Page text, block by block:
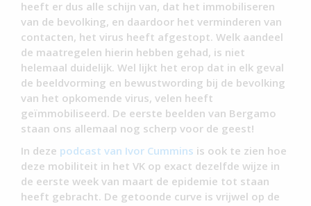
heeft er dus alle schijn van, dat het immobiliseren
van de bevolking, en daardoor het verminderen van
contacten, het virus heeft afgestopt. Welk aandeel
de maatregelen hierin hebben gehad, is niet
helemaal duidelijk. Wel lijkt het erop dat in elk geval
de beeldvorming en bewustwording bij de bevolking
van het opkomende virus, velen heeft
geïmmobiliseerd. De eerste beelden van Bergamo
staan ons allemaal nog scherp voor de geest!
In deze podcast van Ivor Cummins is ook te zien hoe
deze mobiliteit in het VK op exact dezelfde wijze in
de eerste week van maart de epidemie tot staan
heeft gebracht. De getoonde curve is vrijwel op de